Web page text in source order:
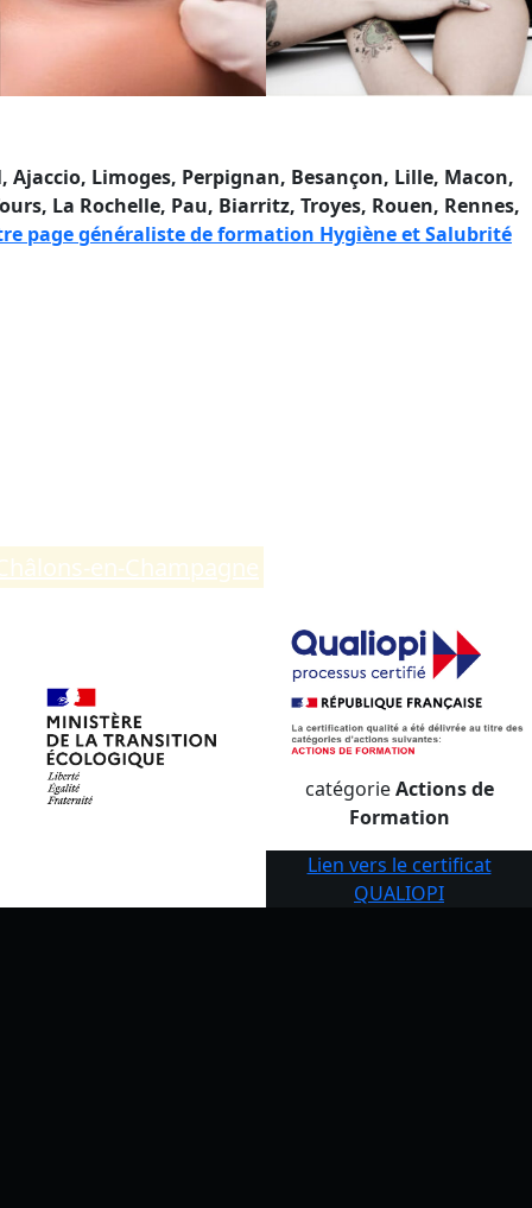
Ajaccio, Limoges, Perpignan, Besançon, Lille, Macon,
La Rochelle, Pau, Biarritz, Troyes, Rouen, Rennes,
page généraliste de formation Hygiène et Salubrité
en-Champagne
catégorieActions de
Formation
Lien vers le certificat
QUALIOPI